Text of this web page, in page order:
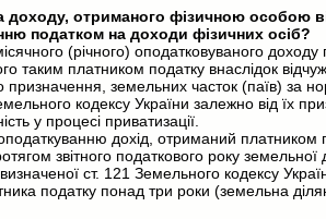
доходу, отриманого фізичною особою
податком на доходи фізичних осіб?
(річного) оподатковуваного
таким платником податку внаслідок
призначення, земельних часток (паїв) за
кодексу України залежно від їх
у процесі приватизації.
дохід, отриманий платником
звітного податкового року
ст. 121 Земельного кодексу
податку понад три роки (земельна